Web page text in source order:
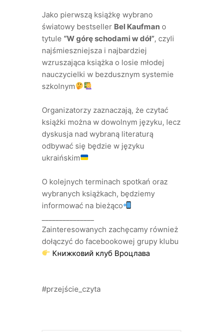
Jako pierwszą książkę wybrano
światowy bestseller Bel Kaufman o
tytule “W górę schodami w dół”, czyli
najśmieszniejsza i najbardziej
wzruszająca książka o losie młodej
nauczycielki w bezdusznym systemie
szkolnym
Organizatorzy zaznaczają, że czytać
książki można w dowolnym języku, lecz
dyskusja nad wybraną literaturą
odbywać się będzie w języku
ukraińskim
O kolejnych terminach spotkań oraz
wybranych książkach, będziemy
informować na bieżąco
Zainteresowanych zachęcamy również
dołączyć do facebookowej grupy klubu
Книжковий клуб Вроцлава
#przejście_czyta